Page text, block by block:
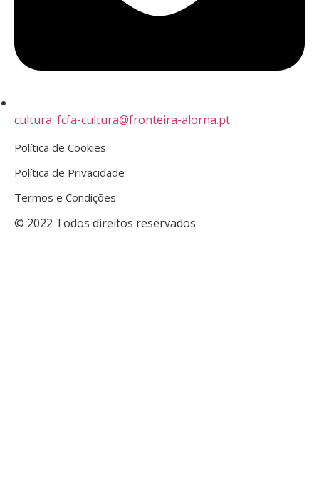
cultura: fcfa-cultura@fronteira-alorna.pt
Política de Cookies
Política de Privacidade
Termos e Condições
© 2022 Todos direitos reservados